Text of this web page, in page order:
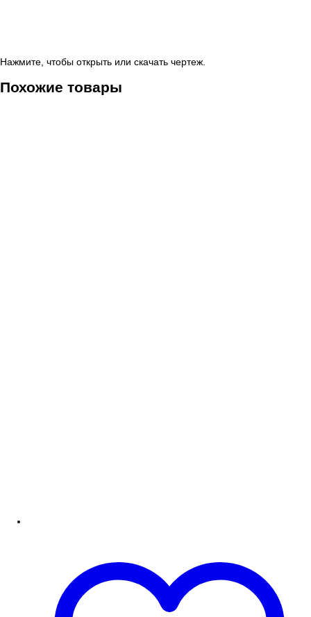
Нажмите, чтобы открыть или скачать чертеж.
Похожие товары